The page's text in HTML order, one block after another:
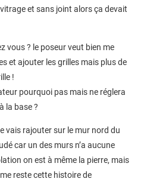
et sans joint alors ça devait
vous ? le poseur veut bien me
et ajouter les grilles mais plus de
!
pourquoi pas mais ne réglera
la base ?
vais rajouter sur le mur nord du
car un des murs n’a aucune
on est à même la pierre, mais
reste cette histoire de